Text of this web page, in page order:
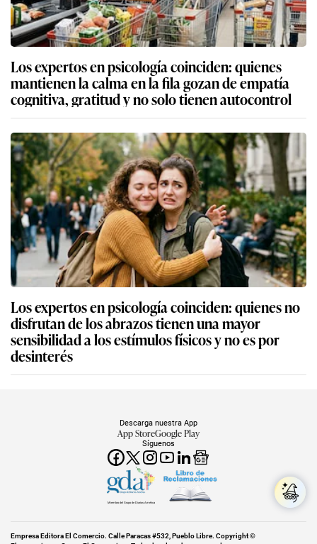
Los expertos en psicología coinciden: quienes
mantienen la calma en la fila gozan de empatía
cognitiva, gratitud y no solo tienen autocontrol
Los expertos en psicología coinciden: quienes no
disfrutan de los abrazos tienen una mayor
sensibilidad a los estímulos físicos y no es por
desinterés
Síguenos
Descarga nuestra App
App StoreGoogle Play
Miembro del Grupo de Diarios América
Empresa Editora El Comercio. Calle Paracas #532, Pueblo Libre. Copyright ©